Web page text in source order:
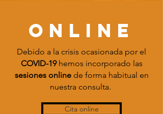
ONLINE
Debido a la crisis ocasionada por el
COVID-19hemos incorporado las
sesiones onlinede forma habitual en
nuestra consulta.
Cita online